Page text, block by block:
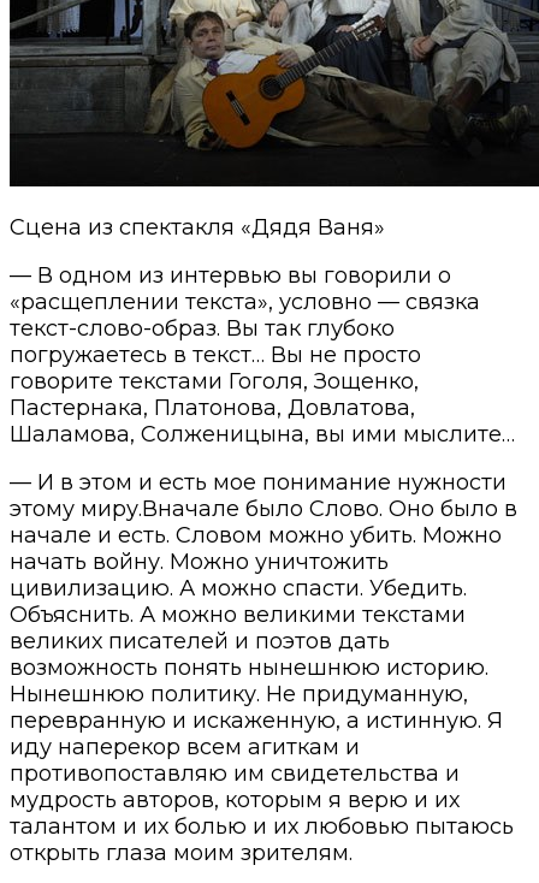
Сцена из спектакля «Дядя Ваня»
— В одном из интервью вы говорили о
«расщеплении текста», условно — связка
текст-слово-образ. Вы так глубоко
погружаетесь в текст… Вы не просто
говорите текстами Гоголя, Зощенко,
Пастернака, Платонова, Довлатова,
Шаламова, Солженицына, вы ими мыслите…
— И в этом и есть мое понимание нужности
этому миру.Вначале было Слово. Оно было в
начале и есть. Словом можно убить. Можно
начать войну. Можно уничтожить
цивилизацию. А можно спасти. Убедить.
Объяснить. А можно великими текстами
великих писателей и поэтов дать
возможность понять нынешнюю историю.
Нынешнюю политику. Не придуманную,
перевранную и искаженную, а истинную. Я
иду наперекор всем агиткам и
противопоставляю им свидетельства и
мудрость авторов, которым я верю и их
талантом и их болью и их любовью пытаюсь
открыть глаза моим зрителям.